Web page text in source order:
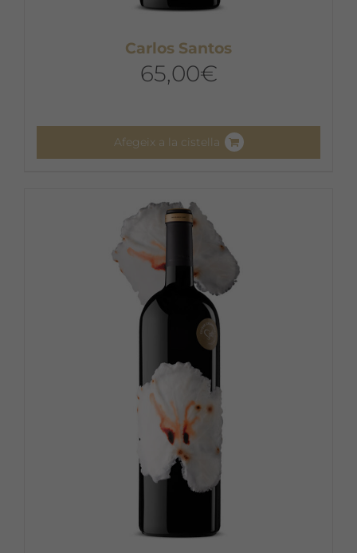
Carlos Santos
65,00€
Afegeix a la cistella